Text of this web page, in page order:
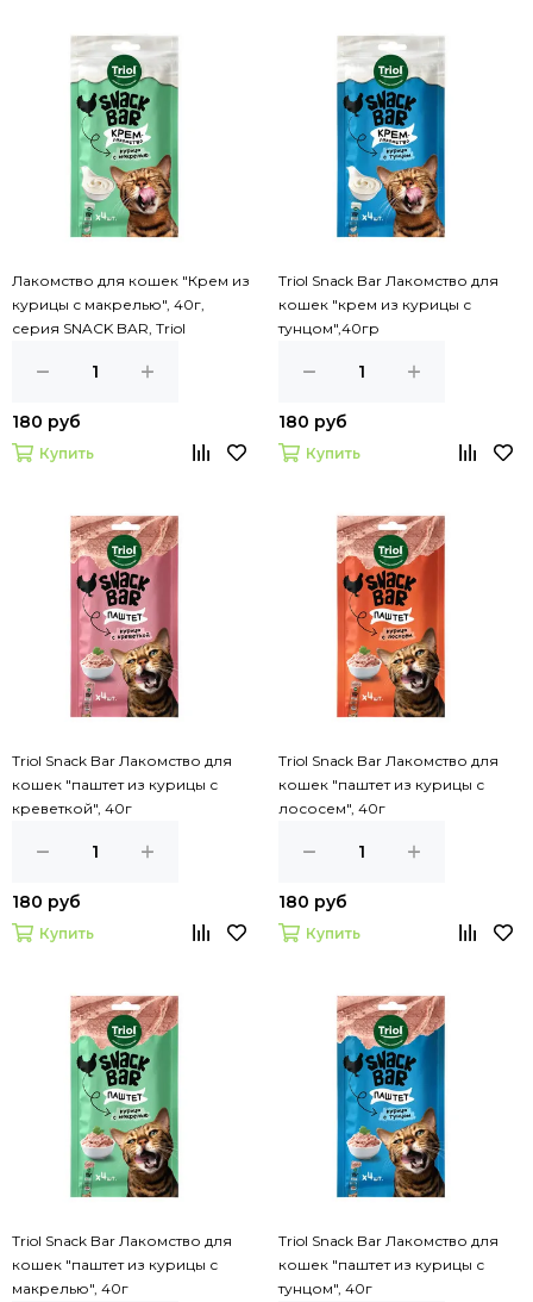
Лакомство для кошек "Крем из
курицы с макрелью", 40г,
серия SNACK BAR, Triol
180 руб
Купить
Triol Snack Bar Лакомство для
кошек "крем из курицы с
тунцом",40гр
180 руб
Купить
Triol Snack Bar Лакомство для
кошек "паштет из курицы с
креветкой", 40г
180 руб
Купить
Triol Snack Bar Лакомство для
кошек "паштет из курицы с
лососем", 40г
180 руб
Купить
Triol Snack Bar Лакомство для
кошек "паштет из курицы с
макрелью", 40г
Triol Snack Bar Лакомство для
кошек "паштет из курицы с
тунцом", 40г